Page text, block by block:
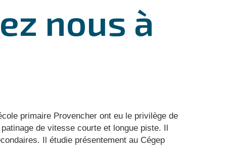
nous à
primaire Provencher ont eu le privilège de
de vitesse courte et longue piste. Il
Il étudie présentement au Cégep